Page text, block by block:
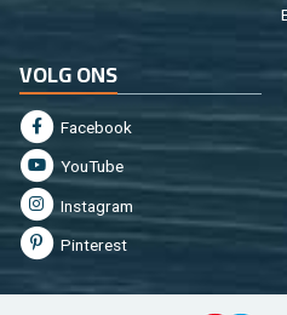
VOLG ONS
Fa­cebook
You­Tu­be
In­st­agram
Pin­te­rest